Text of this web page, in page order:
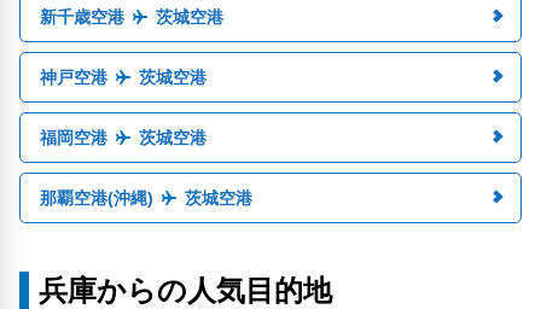
新千歳空港 茨城空港
神戸空港 茨城空港
福岡空港 茨城空港
那覇空港(沖縄) 茨城空港
兵庫からの人気目的地